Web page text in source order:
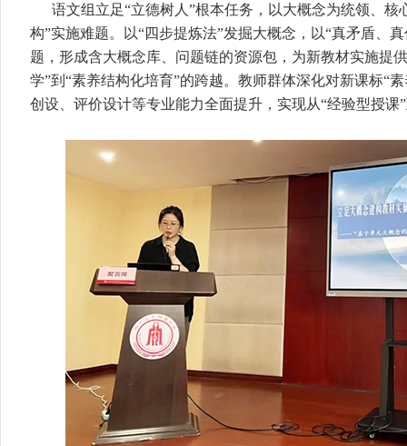
语文组立足“立德树人”根本任务，以大概念为统领、核
构”实施难题。以“四步提炼法”发掘大概念，以“真矛盾、
题，形成含大概念库、问题链的资源包，为新教材实施提
学”到“素养结构化培育”的跨越。教师群体深化对新课标“
创设、评价设计等专业能力全面提升，实现从“经验型授课